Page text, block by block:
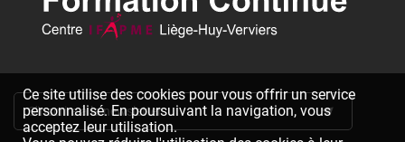
Ce site utilise des cookies pour vous offrir un service
personnalisé. En poursuivant la navigation, vous
acceptez leur utilisation.
S'inscrire à la newsletter